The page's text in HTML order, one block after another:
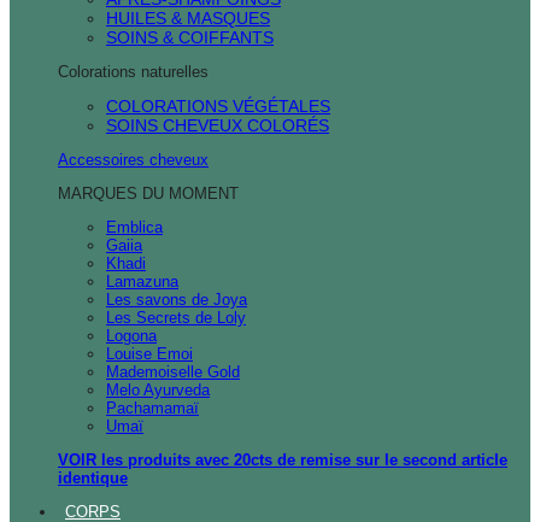
HUILES & MASQUES
SOINS & COIFFANTS
Colorations naturelles
COLORATIONS VÉGÉTALES
SOINS CHEVEUX COLORÉS
Accessoires cheveux
MARQUES DU MOMENT
Emblica
Gaiia
Khadi
Lamazuna
Les savons de Joya
Les Secrets de Loly
Logona
Louise Emoi
Mademoiselle Gold
Melo Ayurveda
Pachamamaï
Umaï
VOIR les produits avec 20cts de remise sur le second article
identique
CORPS